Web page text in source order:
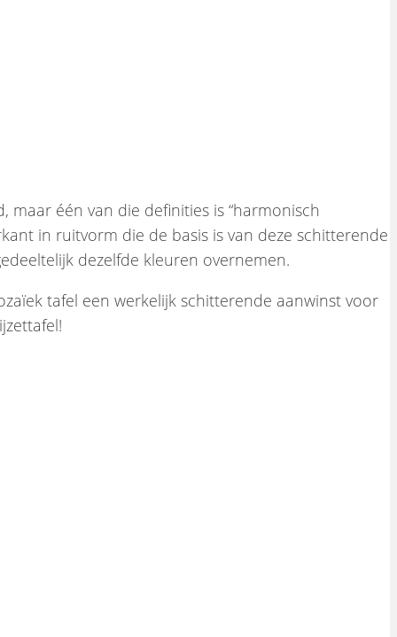
maar één van die definities is “harmonisch
in ruitvorm die de basis is van deze schitterende
dezelfde kleuren overnemen.
tafel een werkelijk schitterende aanwinst voor